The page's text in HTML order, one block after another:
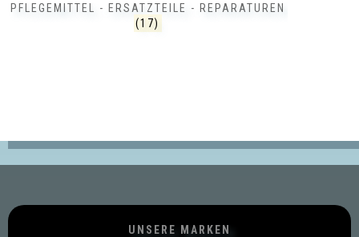
PFLEGEMITTEL - ERSATZTEILE - REPARATUREN
(17)
UNSERE MARKEN